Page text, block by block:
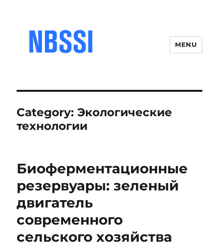
MENU
Category:Экологические
технологии
Биоферментационные
резервуары: зеленый
двигатель
современного
сельского хозяйства